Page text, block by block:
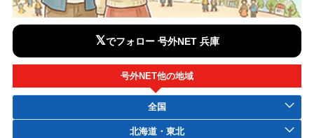
𝕏でフォロー 号外NET 兵庫
号外NET他の地域
全国
北海道・東北